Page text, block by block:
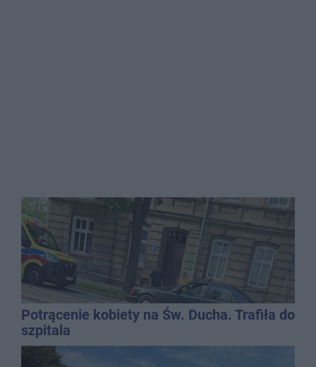
Potrącenie kobiety na Św. Ducha. Trafiła do
szpitala